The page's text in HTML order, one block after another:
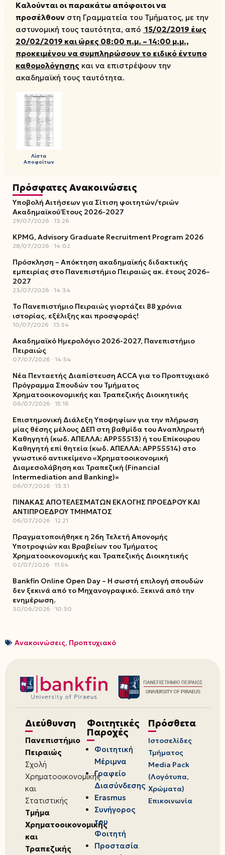
Καλούνται οι παρακάτω απόφοιτοι να
προσέλθουν στη Γραμματεία του Τμήματος, με την
αστυνομική τους ταυτότητα, από 15/02/2019 έως
20/02/2019 και ώρες 08:00 π.μ. – 14:00 μ.μ.,
προκειμένου να συμπληρώσουν το ειδικό έντυπο
καθομολόγησης και να επιστρέψουν την
ακαδημαϊκή τους ταυτότητα.
Λίστα
Αποφοίτων
Πρόσφατες Ανακοινώσεις
Υποβολή Αιτήσεων για Σίτιση φοιτητών/τριών
Ακαδημαϊκού Έτους 2026-2027
29/07/2026 13:26
KPMG, Advisory Graduate Recruitment Program 2026
28/07/2026 14:02
Πρόσκληση – Απόκτηση ακαδημαϊκής διδακτικής
εμπειρίας στο Πανεπιστήμιο Πειραιώς ακ. έτους 2026–
2027
23/07/2026 14:34
Το Πανεπιστήμιο Πειραιώς γιορτάζει 88 χρόνια
ιστορίας, εξέλιξης και προσφοράς!
10/07/2026 13:54
Ακαδημαϊκό Ημερολόγιο 2026-2027, Πανεπιστήμιο
Πειραιώς
07/07/2026 14:54
Νέα Πενταετής Διαπίστευση ACCA για το Προπτυχιακό
Πρόγραμμα Σπουδών του Τμήματος
Χρηματοοικονομικής και Τραπεζικής Διοικητικής
06/07/2026 15:16
Επιστημονική Διάλεξη Υποψηφίων για την πλήρωση
μίας θέσης μέλους ΔΕΠ στη βαθμίδα του Αναπληρωτή
Καθηγητή (κωδ. ΑΠΕΛΛΑ: ΑΡΡ55513) ή του Επίκουρου
Καθηγητή επί θητεία (κωδ. ΑΠΕΛΛΑ: ΑΡΡ55514) στο
γνωστικό αντικείμενο «Χρηματοοικονομική
Διαμεσολάβηση και Τραπεζική (Financial
Intermediation and Banking)»
06/07/2026 13:31
ΠΙΝΑΚΑΣ ΑΠΟΤΕΛΕΣΜΑΤΩΝ ΕΚΛΟΓΗΣ ΠΡΟΕΔΡΟΥ ΚΑΙ
ΑΝΤΙΠΡΟΕΔΡΟΥ ΤΜΗΜΑΤΟΣ
06/07/2026 12:21
Πραγματοποιήθηκε η 26η Τελετή Απονομής
Υποτροφιών και Βραβείων του Τμήματος
Χρηματοοικονομικής και Τραπεζικής Διοικητικής
02/07/2026 11:54
Bankfin Online Open Day – Η σωστή επιλογή σπουδών
δεν ξεκινά από το Μηχανογραφικό. Ξεκινά από την
ενημέρωση.
30/06/2026 10:30
Ανακοινώσεις, Προπτυχιακό
Διεύθυνση
Πανεπιστήμιο
Πειραιώς
Σχολή
Χρηματοοικονομικής
και
Στατιστικής
Τμήμα
Χρηματοοικονομικής
και
Τραπεζικής
Φοιτητικές
Παροχές
Φοιτητική
Μέριμνα
Γραφείο
Διασύνδεσης
Erasmus
Συνήγορος
του
Φοιτητή
Προστασία
Πρόσθετα
Ιστοσελίδες
Τμήματος
Media Pack
(Λογότυπα,
Χρώματα)
Επικοινωνία